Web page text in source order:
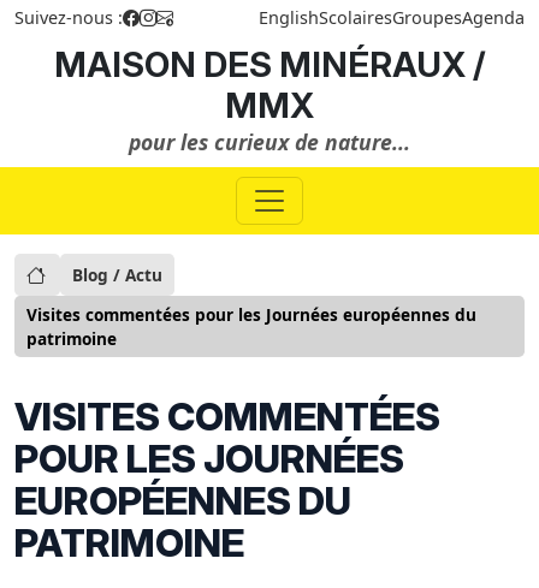
Suivez-nous : EnglishScolairesGroupesAgenda
MAISON DES MINÉRAUX /
MMX
pour les curieux de nature...
Blog / Actu
Visites commentées pour les Journées européennes du
patrimoine
VISITES COMMENTÉES
POUR LES JOURNÉES
EUROPÉENNES DU
PATRIMOINE